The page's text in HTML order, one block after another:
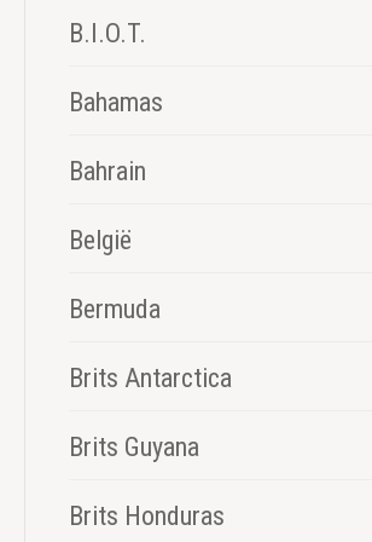
B.I.O.T.
Bahamas
Bahrain
België
Bermuda
Brits Antarctica
Brits Guyana
Brits Honduras